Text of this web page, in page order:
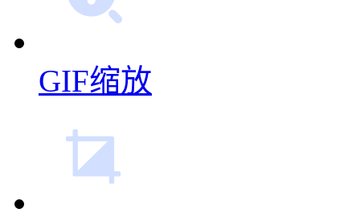
GIF缩放